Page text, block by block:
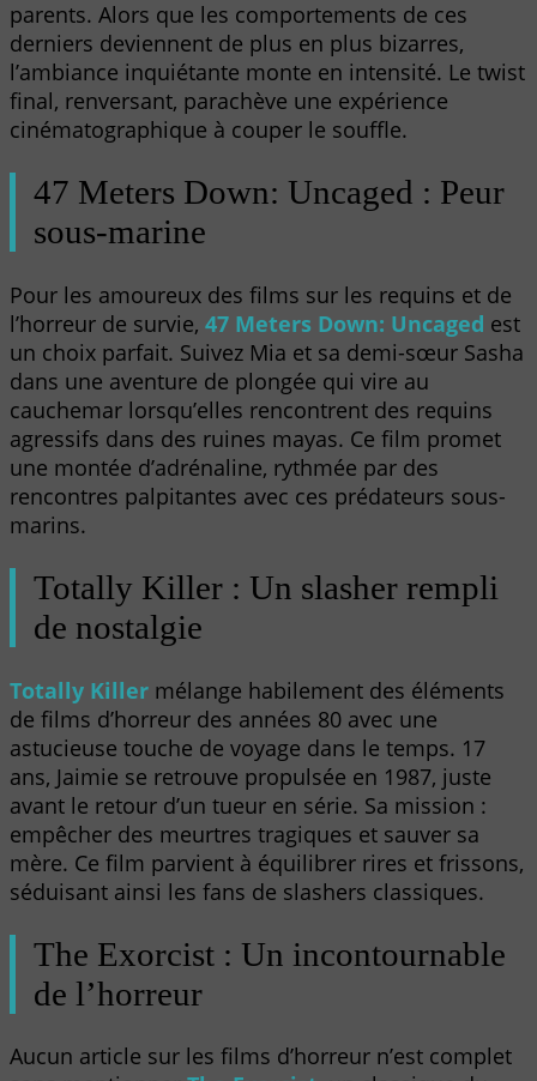
parents. Alors que les comportements de ces
derniers deviennent de plus en plus bizarres,
l’ambiance inquiétante monte en intensité. Le twist
final, renversant, parachève une expérience
cinématographique à couper le souffle.
47 Meters Down: Uncaged : Peur
sous-marine
Pour les amoureux des films sur les requins et de
l’horreur de survie, 47 Meters Down: Uncaged est
un choix parfait. Suivez Mia et sa demi-sœur Sasha
dans une aventure de plongée qui vire au
cauchemar lorsqu’elles rencontrent des requins
agressifs dans des ruines mayas. Ce film promet
une montée d’adrénaline, rythmée par des
rencontres palpitantes avec ces prédateurs sous-
marins.
Totally Killer : Un slasher rempli
de nostalgie
Totally Killer mélange habilement des éléments
de films d’horreur des années 80 avec une
astucieuse touche de voyage dans le temps. 17
ans, Jaimie se retrouve propulsée en 1987, juste
avant le retour d’un tueur en série. Sa mission :
empêcher des meurtres tragiques et sauver sa
mère. Ce film parvient à équilibrer rires et frissons,
séduisant ainsi les fans de slashers classiques.
The Exorcist : Un incontournable
de l’horreur
Aucun article sur les films d’horreur n’est complet